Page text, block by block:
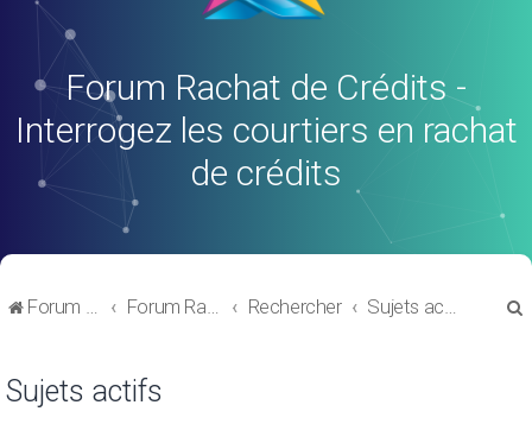
Forum Rachat de Crédits -
Interrogez les courtiers en rachat
de crédits
Forum de discussions sur le Regroupement de Crédits et le Rachat de Crédits Forum Rachat de Crédits Rechercher Sujets actifs
Sujets actifs